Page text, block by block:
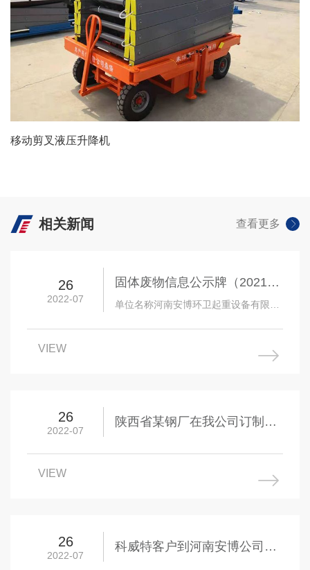
移动剪叉液压升降机
相关新闻 查看更多
26
2022-07
固体废物信息公示牌（2021
年）
单位名称河南安博环卫起重设备有限公
VIEW
26
2022-07
陕西省某钢厂在我公司订制的
VIEW
26
2022-07
科威特客户到河南安博公司视